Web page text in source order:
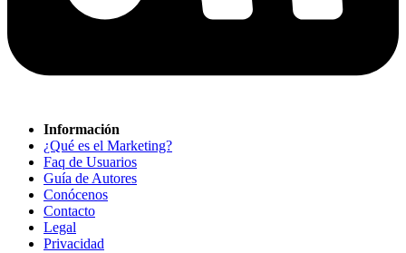
Información
¿Qué es el Marketing?
Faq de Usuarios
Guía de Autores
Conócenos
Contacto
Legal
Privacidad